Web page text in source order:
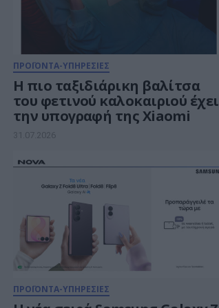
ΠΡΟΪΟΝΤΑ-ΥΠΗΡΕΣΙΕΣ
Η πιο ταξιδιάρικη βαλίτσα
του φετινού καλοκαιριού έχει
την υπογραφή της Xiaomi
31.07.2026
ΠΡΟΪΟΝΤΑ-ΥΠΗΡΕΣΙΕΣ